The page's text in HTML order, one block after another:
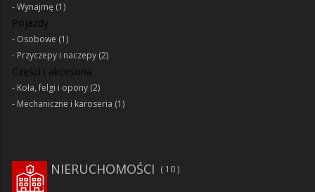
Wynajmę (1)
Pojazdy
Osobowe (1)
Przyczepy i naczepy (2)
Części i akcesoria
Koła, felgi i opony (2)
Mechaniczne i karoseria (1)
NIERUCHOMOŚCI 10